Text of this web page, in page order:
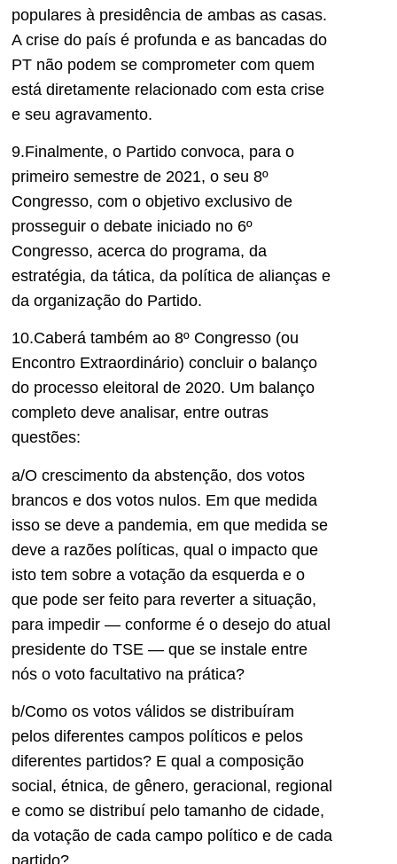
populares à presidência de ambas as casas.
A crise do país é profunda e as bancadas do
PT não podem se comprometer com quem
está diretamente relacionado com esta crise
e seu agravamento.
9.Finalmente, o Partido convoca, para o
primeiro semestre de 2021, o seu 8º
Congresso, com o objetivo exclusivo de
prosseguir o debate iniciado no 6º
Congresso, acerca do programa, da
estratégia, da tática, da política de alianças e
da organização do Partido.
10.Caberá também ao 8º Congresso (ou
Encontro Extraordinário) concluir o balanço
do processo eleitoral de 2020. Um balanço
completo deve analisar, entre outras
questões:
a/O crescimento da abstenção, dos votos
brancos e dos votos nulos. Em que medida
isso se deve a pandemia, em que medida se
deve a razões políticas, qual o impacto que
isto tem sobre a votação da esquerda e o
que pode ser feito para reverter a situação,
para impedir — conforme é o desejo do atual
presidente do TSE — que se instale entre
nós o voto facultativo na prática?
b/Como os votos válidos se distribuíram
pelos diferentes campos políticos e pelos
diferentes partidos? E qual a composição
social, étnica, de gênero, geracional, regional
e como se distribuí pelo tamanho de cidade,
da votação de cada campo político e de cada